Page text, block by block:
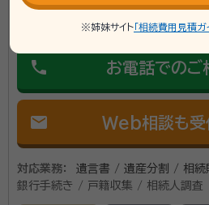
\「いい相続」にてご
phone お電話でのご
mail Web相談も受
対応業務：
遺言書 / 遺産分割 / 相
銀行手続き / 戸籍収集 / 相続人調査
※姉妹サイト 「相続費用見積ガ